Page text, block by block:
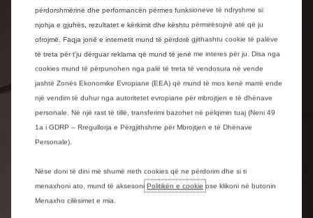
Rehati unike
Ndarja e pasagjerëve të C5 X jep një ndjenjë të vërtetë
ngrohtësie, qetësie dhe hapësirë. Vëllimet bujare,
ndjenja e mirëseardhjes, vëmendja unike ndaj detajeve
dhe prekjet praktike të paprecedentë janë një ftesë e
vërtetë për të udhëtuar.
përdorshmërinë dhe performancën përmes funksioneve të ndryshme si:
njohja e gjuhës, rezultatet e kërkimit dhe kështu përmirësojnë atë që ju
ofrojmë. Faqja jonë e internetit mund të përdorë gjithashtu cookie të palëve
të treta për t'ju dërguar reklama që mund të jenë me interes për ju. Disa nga
cookies mund të përpunohen nga palë të treta të vendosura në vende
jashtë Zonës Ekonomike Evropiane (EEA) që mund të mos kenë marrë ende
një vendim të duhur nga autoritetet evropiane për mbrojtjen e të dhënave
personale. Në një rast të tillë, transferimi bazohet në pëlqimin tuaj (Neni 49
1a i GDRP – Rregullorja e Përgjithshme për Mbrojtjen e të Dhënave
Personale).
Nëse doni të dini më shumë rreth cookies që ne përdorim dhe si ti
menaxhoni ato, mund të aksesoni Politikën e cookie ose klikoni në butonin
Menaxho cilësimet e mia.